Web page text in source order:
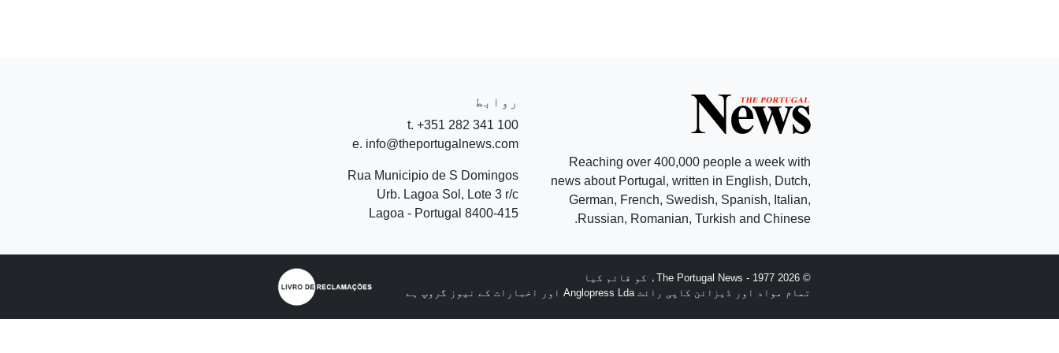
Reaching over 400,000 people a week with
news about Portugal, written in English, Dutch,
German, French, Swedish, Spanish, Italian,
Russian, Romanian, Turkish and Chinese.
روابط
t. +351 282 341 100
e. info@theportugalnews.com
Rua Municipio de S Domingos
Urb. Lagoa Sol, Lote 3 r/c
8400-415 Lagoa - Portugal
© 2026 The Portugal News - 1977ء کو قائم کیا
تمام مواد اور ڈیزائن کاپی رائٹ Anglopress Lda اور اخبارات کے نیوز گروپ ہے